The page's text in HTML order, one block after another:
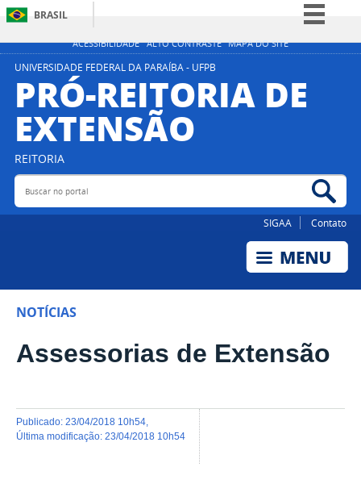
ACESSIBILIDADE ALTO CONTRASTE MAPA DO SITE
BRASIL
Simplifique!
Participe
UNIVERSIDADE FEDERAL DA PARAÍBA - UFPB
PRÓ-REITORIA DE
EXTENSÃO
REITORIA
Buscar no portal
SIGAA Contato
NOTÍCIAS
Assessorias de Extensão
publicado: 23/04/2018 10h54
última modificação: 23/04/2018 10h54